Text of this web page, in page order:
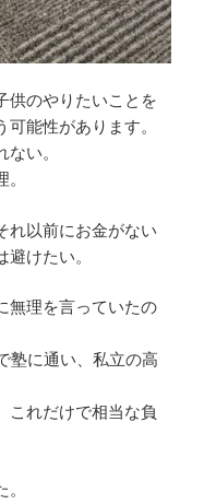
供のやりたいことを
能性があります。
い。
れ以前にお金がない
けたい。
無理を言っていたの
塾に通い、私立の高
これだけで相当な負